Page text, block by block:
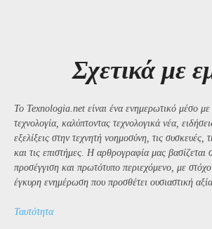
Σχετικά με
Το Texnologia.net είναι ένα ενημερωτικό μέσο με
τεχνολογία, καλύπτοντας τεχνολογικά νέα,
εξελίξεις στην τεχνητή νοημοσύνη, τις συσκευές,
και τις επιστήμες. Η αρθρογραφία μας βασίζεται
προσέγγιση και πρωτότυπο περιεχόμενο, με στόχο
έγκυρη ενημέρωση που προσθέτει ουσιαστική
Ταυτότητα